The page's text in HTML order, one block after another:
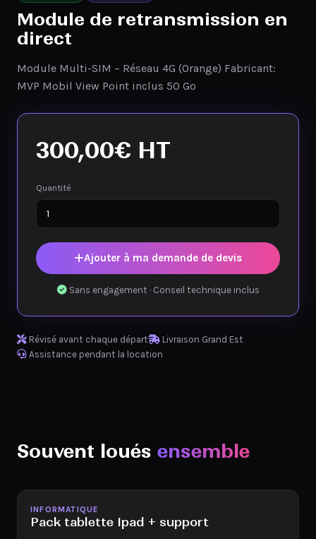
Module de retransmission en
direct
Module Multi-SIM – Réseau 4G (Orange) Fabricant:
MVP Mobil View Point inclus 50 Go
300,00€ HT
Quantité
Ajouter à ma demande de devis
Sans engagement · Conseil technique inclus
Révisé avant chaque départ
Livraison Grand Est
Assistance pendant la location
Souvent loués ensemble
Disponible
INFORMATIQUE
Pack tablette Ipad + support